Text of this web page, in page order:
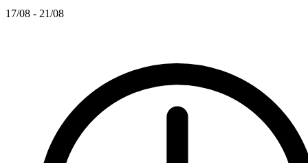
17/08 - 21/08